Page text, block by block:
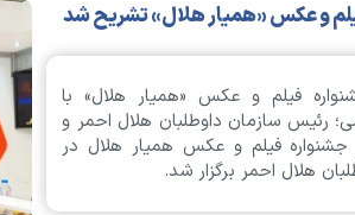
و عکس «همیار هلال» تشریح شد
فیلم و عکس «همیار هلال» با
رئیس سازمان داوطلبان هلال احمر و
جشنواره فیلم و عکس همیار هلال در
هلال احمر برگزار شد.